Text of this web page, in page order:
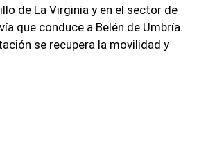
de La Virginia y en el sector de
que conduce a Belén de Umbría.
se recupera la movilidad y